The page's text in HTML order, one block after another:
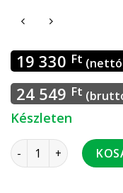
19 330 Ft
24 549 Ft
Készleten
Emtas lapradiátor